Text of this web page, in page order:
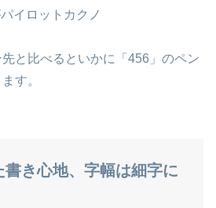
イロットカクノ
と比べるといかに「456」のペン
す。
書き心地、字幅は細字に